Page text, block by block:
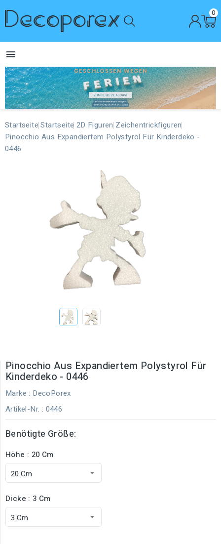
0

Startseite Startseite 2D Figuren Zeichentrickfiguren
Pinocchio Aus Expandiertem Polystyrol Für Kinderdeko -
0446
Pinocchio Aus Expandiertem Polystyrol Für
Kinderdeko - 0446
Marke : DecoPorex
Artikel-Nr. : 0446
Benötigte Größe:
Höhe : 20 Cm
Dicke : 3 Cm